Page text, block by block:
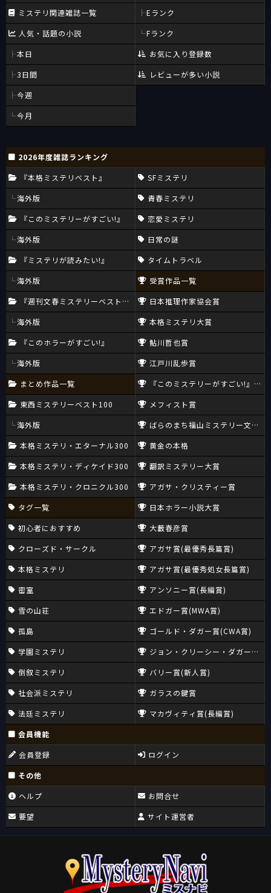
ミステリ関連雑誌一覧
人気・話題の小説
本日
3日間
今週
今月
Eランク
Fランク
お気に入り登録数
レビューが多い小説
2026年度雑誌ランキング
『本格ミステリベスト』
海外版
『このミステリーがすごい!』
海外版
『ミステリが読みたい!』
海外版
『週刊文春ミステリーベスト10』
海外版
『このホラーがすごい!』
海外版
まとめ作品一覧
東西ミステリーベスト100
海外版
本格ミステリ・エターナル300
本格ミステリ・ディケイド300
本格ミステリ・クロニクル300
タグ一覧
初心者におすすめ
クローズド・サークル
本格ミステリ
密室
雪の山荘
孤島
学園ミステリ
倒叙ミステリ
社会派ミステリ
法廷ミステリ
SFミステリ
青春ミステリ
恋愛ミステリ
日常の謎
タイムトラベル
受賞作品一覧
日本推理作家協会賞
本格ミステリ大賞
鮎川哲也賞
江戸川乱歩賞
『このミステリーがすごい!』大賞
メフィスト賞
ばらのまち福山ミステリー文学新
黄金の本格
翻訳ミステリー大賞
アガサ・クリスティー賞
日本ホラー小説大賞
大藪春彦賞
アガサ賞(最優秀長篇賞)
アガサ賞(最優秀処女長篇賞)
アンソニー賞(長編賞)
エドガー賞(MWA賞)
ゴールド・ダガー賞(CWA賞)
ジョン・クリーシー・ダガー賞
バリー賞(新人賞)
ガラスの鍵賞
マカヴィティ賞(長編賞)
会員機能
会員登録
ログイン
その他
ヘルプ
要望
お問合せ
サイト運営者